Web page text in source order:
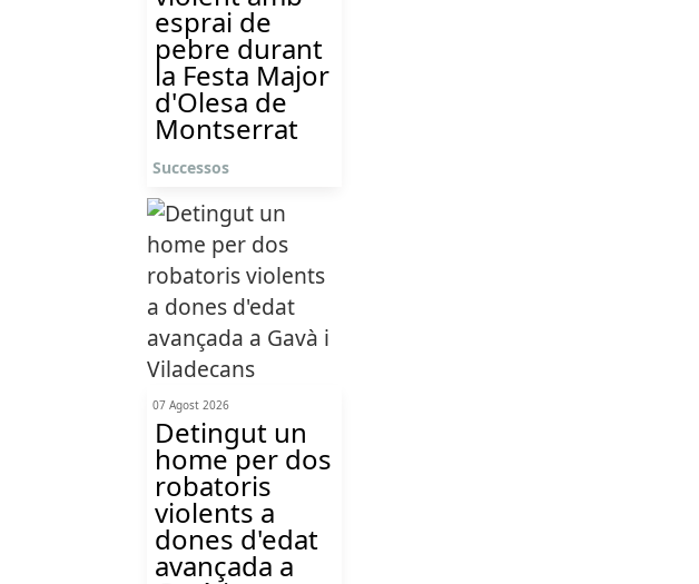
esprai de
pebre durant
la Festa Major
d'Olesa de
Montserrat
Successos
07 Agost 2026
Detingut un
home per dos
robatoris
violents a
dones d'edat
avançada a